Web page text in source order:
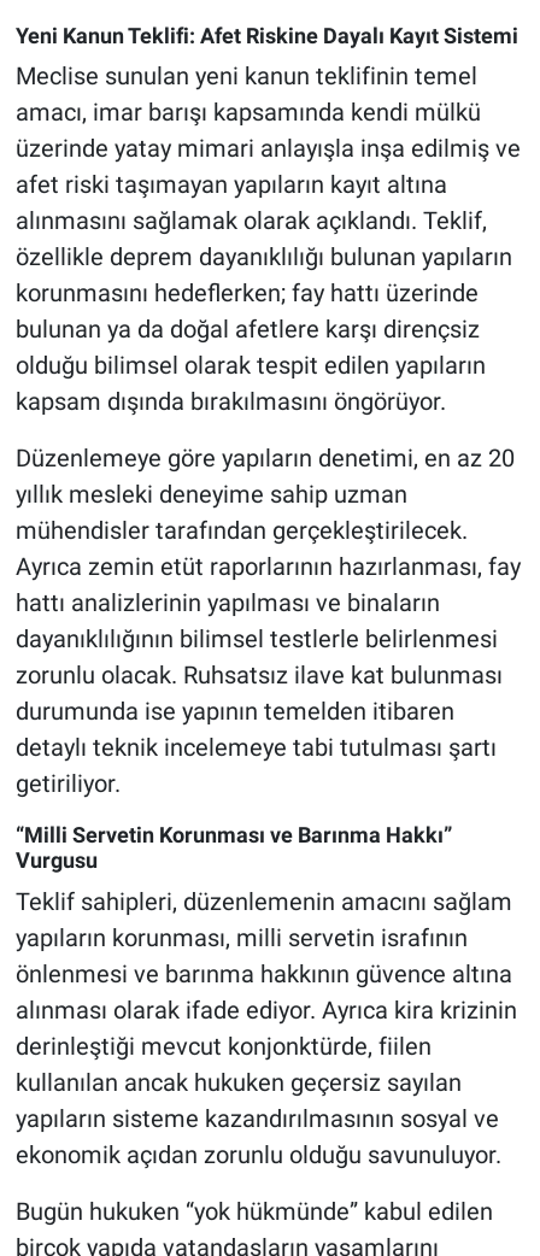
Yeni Kanun Teklifi: Afet Riskine Dayalı Kayıt Sistemi
Meclise sunulan yeni kanun teklifinin temel
amacı, imar barışı kapsamında kendi mülkü
üzerinde yatay mimari anlayışla inşa edilmiş ve
afet riski taşımayan yapıların kayıt altına
alınmasını sağlamak olarak açıklandı. Teklif,
özellikle deprem dayanıklılığı bulunan yapıların
korunmasını hedeflerken; fay hattı üzerinde
bulunan ya da doğal afetlere karşı dirençsiz
olduğu bilimsel olarak tespit edilen yapıların
kapsam dışında bırakılmasını öngörüyor.
Düzenlemeye göre yapıların denetimi, en az 20
yıllık mesleki deneyime sahip uzman
mühendisler tarafından gerçekleştirilecek.
Ayrıca zemin etüt raporlarının hazırlanması, fay
hattı analizlerinin yapılması ve binaların
dayanıklılığının bilimsel testlerle belirlenmesi
zorunlu olacak. Ruhsatsız ilave kat bulunması
durumunda ise yapının temelden itibaren
detaylı teknik incelemeye tabi tutulması şartı
getiriliyor.
“Milli Servetin Korunması ve Barınma Hakkı”
Vurgusu
Teklif sahipleri, düzenlemenin amacını sağlam
yapıların korunması, milli servetin israfının
önlenmesi ve barınma hakkının güvence altına
alınması olarak ifade ediyor. Ayrıca kira krizinin
derinleştiği mevcut konjonktürde, fiilen
kullanılan ancak hukuken geçersiz sayılan
yapıların sisteme kazandırılmasının sosyal ve
ekonomik açıdan zorunlu olduğu savunuluyor.
Bugün hukuken “yok hükmünde” kabul edilen
birçok yapıda vatandaşların yaşamlarını